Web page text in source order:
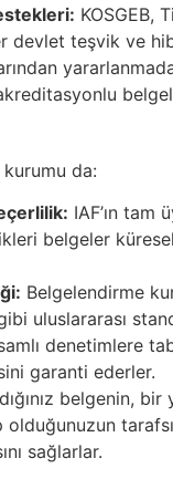
KOSGEB,
devlet teşvik ve
da:
IAF’ın tam
belgeler
Belgelendirme
uluslararası
denetimlere
garanti ederler.
belgenin, bir
olduğunuzun
sağlarlar.